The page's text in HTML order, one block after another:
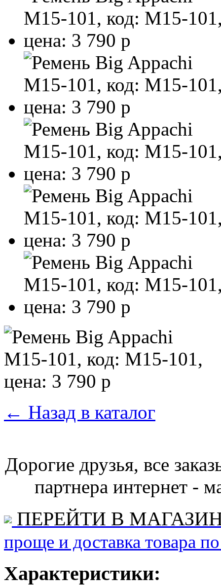
← Назад в каталог
Дорогие друзья, все
партнера интернет -
ПЕРЕЙТИ В
проще и доставка товара
Характеристики: